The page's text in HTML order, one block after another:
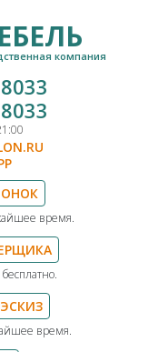
компания
время.
время.